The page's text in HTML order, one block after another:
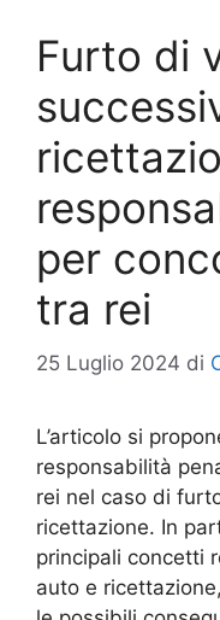
Furto di
per
tra rei
25 Luglio 2024 di
L’articolo si
responsabilità
rei nel caso di
ricettazione. In
principali concetti
auto e